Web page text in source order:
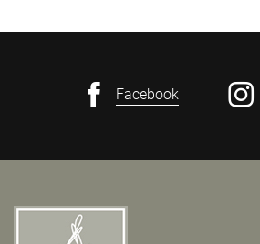
Facebook